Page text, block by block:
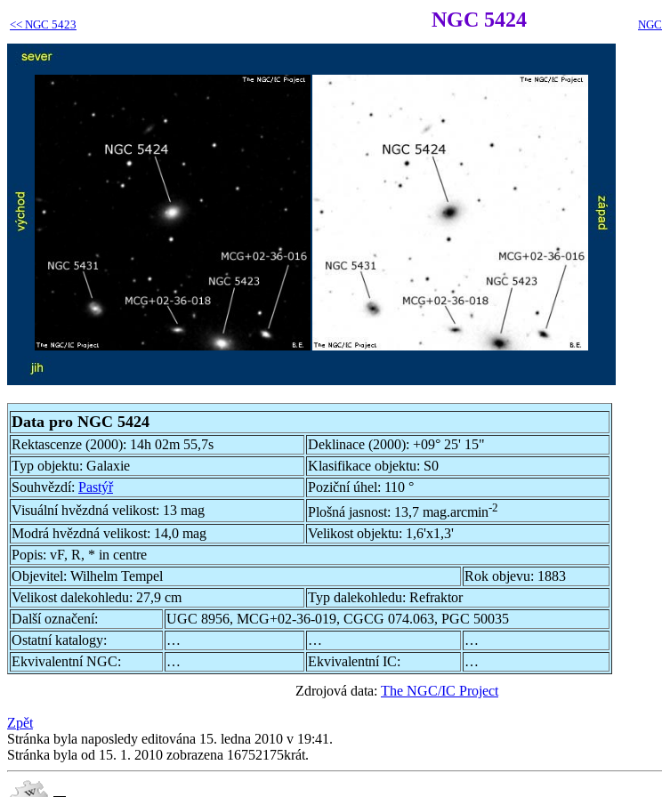
<< NGC 5423 NGC 5424
Data pro NGC 5424
Rektascenze (2000): 14h 02m 55,7s Deklinace (2000): +09° 25' 15"
Typ objektu: Galaxie Klasifikace objektu: S0
Souhvězdí: Pastýř Poziční úhel: 110 °
Visuální hvězdná velikost: 13 mag Plošná jasnost: 13,7 mag.arcmin-2
Modrá hvězdná velikost: 14,0 mag Velikost objektu: 1,6'x1,3'
Popis: vF, R, * in centre
Objevitel: Wilhelm Tempel Rok objevu: 1883
Velikost dalekohledu: 27,9 cm Typ dalekohledu: Refraktor
Další označení:
UGC 8956, MCG+02-36-019, CGCG 074.063, PGC 50035
Ostatní katalogy:
… …
…
Ekvivalentní NGC:
… Ekvivalentní IC:
…
Zdrojová data: The NGC/IC Project
Zpět
Stránka byla naposledy editována 15. ledna 2010 v 19:41.
Stránka byla od 15. 1. 2010 zobrazena 16752175krát.